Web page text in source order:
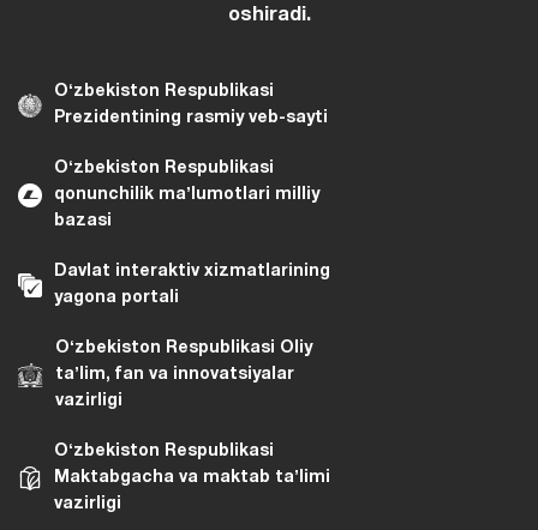
oshiradi.
Oʻzbekiston Respublikasi
Prezidentining rasmiy veb-sayti
Oʻzbekiston Respublikasi
qonunchilik maʼlumotlari milliy
bazasi
Davlat interaktiv xizmatlarining
yagona portali
Oʻzbekiston Respublikasi Oliy
taʼlim, fan va innovatsiyalar
vazirligi
Oʻzbekiston Respublikasi
Maktabgacha va maktab taʼlimi
vazirligi